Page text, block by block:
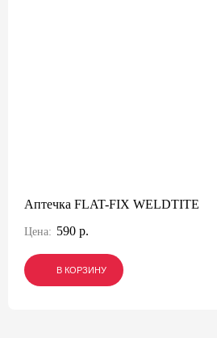
Аптечка FLAT-FIX WELDTITE
Цена: 590 р.
В КОРЗИНУ
В КОРЗИНУ
В КОРЗИНУ